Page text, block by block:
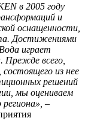
в 2005 году
и
оснащенности,
Достижениями
играет
Прежде всего,
из нее
решений
мы оцениваем
–